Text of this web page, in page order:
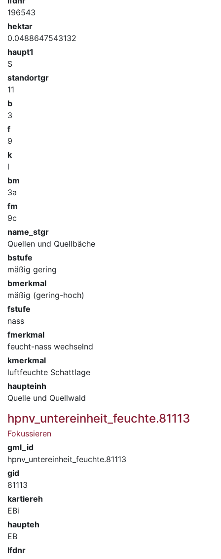
196543
hektar
0.0488647543132
haupt1
S
standortgr
11
b
3
f
9
k
l
bm
3a
fm
9c
name_stgr
Quellen und Quellbäche
bstufe
mäßig gering
bmerkmal
mäßig (gering-hoch)
fstufe
nass
fmerkmal
feucht-nass wechselnd
kmerkmal
luftfeuchte Schattlage
haupteinh
Quelle und Quellwald
hpnv_untereinheit_feuchte.81113
Fokussieren
gml_id
hpnv_untereinheit_feuchte.81113
gid
81113
kartiereh
EBi
haupteh
EB
lfdnr